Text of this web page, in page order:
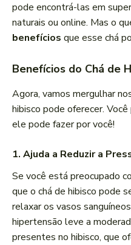
pode encontrá-las em
naturais ou online. Mas o
benefícios que esse chá
Benefícios do Chá de
Agora, vamos mergulhar
hibisco pode oferecer.
ele pode fazer por você!
1. Ajuda a Reduzir a
Se você está preocupado
que o chá de hibisco pode
relaxar os vasos
hipertensão leve a
presentes no hibisco, que